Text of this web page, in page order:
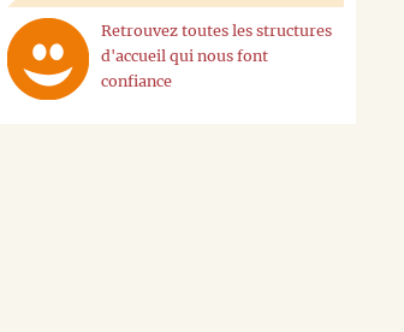
Retrouvez toutes les structures
d'accueil qui nous font
confiance